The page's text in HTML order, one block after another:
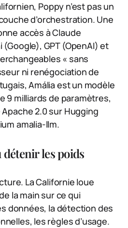
Poppy n’est pas un
d’orchestration. Une
accès à Claude
GPT (OpenAI) et
« sans
ni renégociation de
Amália est un modèle
9 milliards de paramètres,
2.0 sur Hugging
amalia-llm.
détenir les poids
La Californie loue
la main sur ce qui
données, la détection des
les règles d’usage.